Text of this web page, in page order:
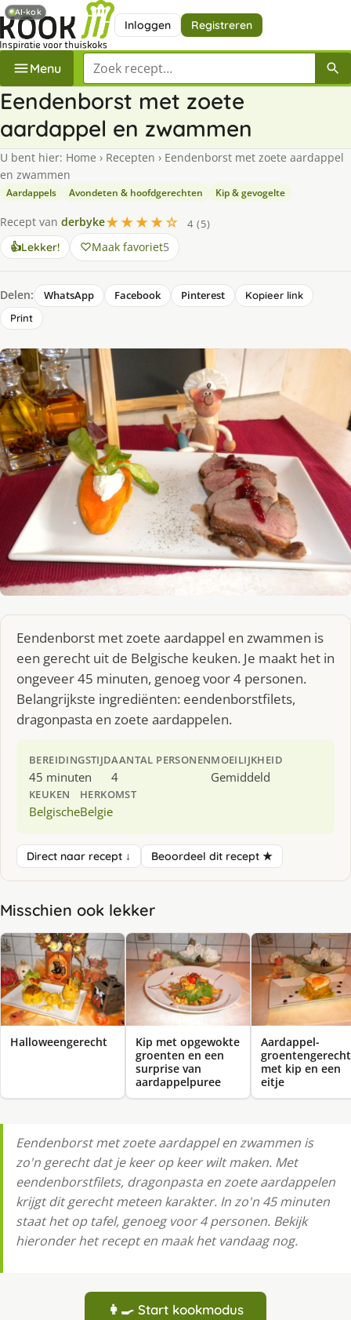
Inloggen Registreren
Menu Zoek een recept
Eendenborst met zoete
aardappel en zwammen
U bent hier: Home › Recepten › Eendenborst met zoete aardappel
en zwammen
Aardappels Avondeten & hoofdgerechten Kip & gevogelte
Recept van derbyke★★★★☆
4 (5)
👍Lekker! Maak favoriet5
Delen: WhatsApp Facebook Pinterest
Kopieer link
Print
Eendenborst met zoete aardappel en zwammen is
een gerecht uit de Belgische keuken. Je maakt het in
ongeveer 45 minuten, genoeg voor 4 personen.
Belangrijkste ingrediënten: eendenborstfilets,
dragonpasta en zoete aardappelen.
BEREIDINGSTIJD
45 minuten
AANTAL PERSONEN
4
MOEILIJKHEID
Gemiddeld
KEUKEN
Belgische
HERKOMST
Belgie
Direct naar recept ↓ Beoordeel dit recept ★
Misschien ook lekker
Halloweengerecht
Kip met opgewokte
groenten en een
surprise van
aardappelpuree
Aardappel-
groentengerecht
met kip en een
eitje
AI-kok
Eendenborst met zoete aardappel en zwammen is
zo'n gerecht dat je keer op keer wilt maken. Met
eendenborstfilets, dragonpasta en zoete aardappelen
krijgt dit gerecht meteen karakter. In zo'n 45 minuten
staat het op tafel, genoeg voor 4 personen. Bekijk
hieronder het recept en maak het vandaag nog.
👩‍🍳 Start kookmodus